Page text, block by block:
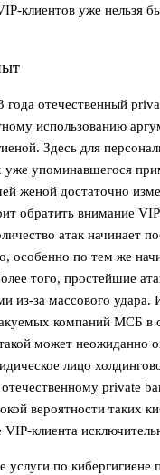
клиентов уже нельзя
года отечественный
использованию
Здесь для
уже упоминавшегося
женой достаточно
обратить внимание
атак начинает
особенно по тем же
того, простейшие
из-за массового удара.
компаний МСБ в
может неожиданно
лицо
private
вероятности таких
клиента
услуги по кибергигиене